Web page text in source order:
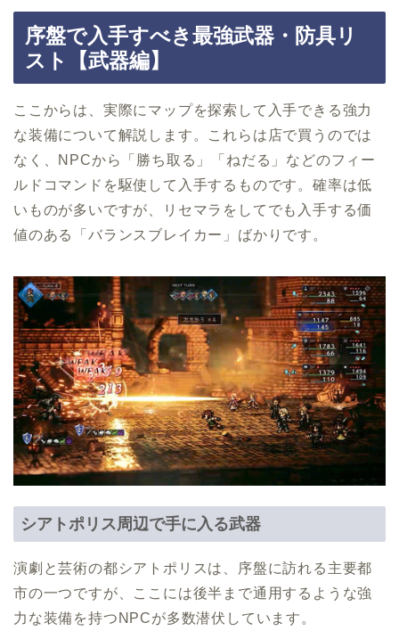
序盤で入手すべき最強武器・防具リ
スト【武器編】
ここからは、実際にマップを探索して入手できる強力
な装備について解説します。これらは店で買うのでは
なく、NPCから「勝ち取る」「ねだる」などのフィー
ルドコマンドを駆使して入手するものです。確率は低
いものが多いですが、リセマラをしてでも入手する価
値のある「バランスブレイカー」ばかりです。
シアトポリス周辺で手に入る武器
演劇と芸術の都シアトポリスは、序盤に訪れる主要都
市の一つですが、ここには後半まで通用するような強
力な装備を持つNPCが多数潜伏しています。